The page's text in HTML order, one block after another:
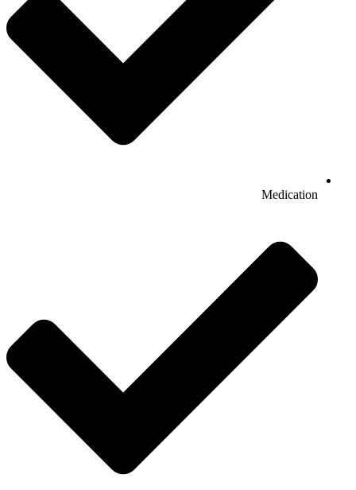
Medication